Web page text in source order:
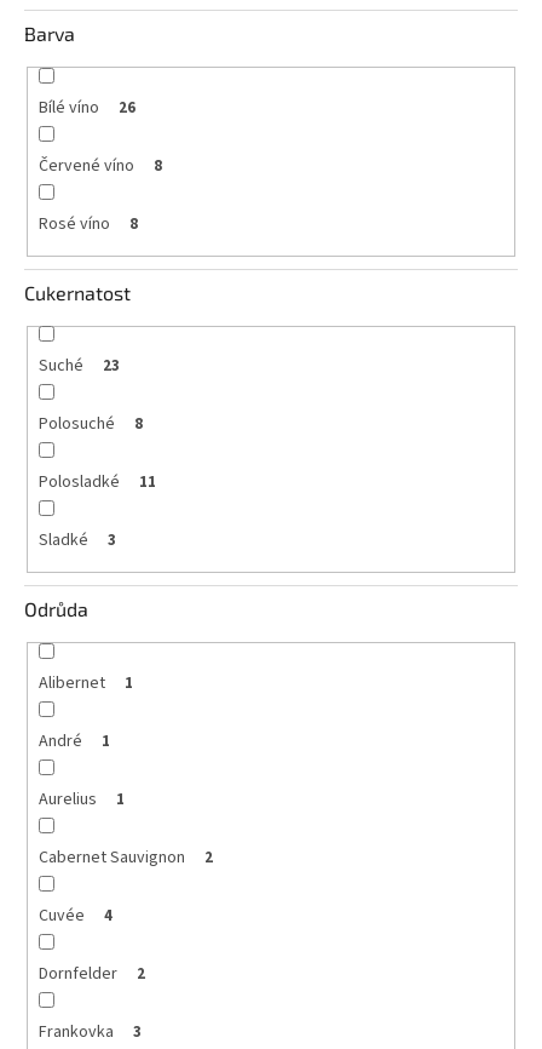
Barva
Bílé víno 26
Červené víno 8
Rosé víno 8
Cukernatost
Suché 23
Polosuché 8
Polosladké 11
Sladké 3
Odrůda
Alibernet 1
André 1
Aurelius 1
Cabernet Sauvignon 2
Cuvée 4
Dornfelder 2
Frankovka 3